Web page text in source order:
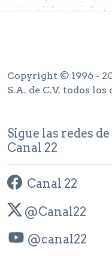
Copyright © 1996 -
S.A. de C.V. todos
Sigue las redes de
Canal 22
Canal 22
@Canal22
@canal22